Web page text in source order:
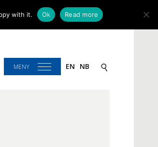
MENY EN NB
with it. Ok Read more